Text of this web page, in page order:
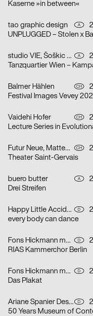
Kaserne »in between«
tao graphic design A
studio VIE, Šoškic Katarina, Scherabon Herwig A
Balmer Hählen CH
Festival Images Vevey
Vaidehi Hofer CH
Futur Neue, Matteo Venet CH
Theater Saint-Gervais
buero butter A
Drei Streifen
Happy Little Accidents D
every body can dance
Fons Hickmann m23 D
RIAS Kammerchor Berlin
Fons Hickmann m23 D
Das Plakat
Ariane Spanier Design D